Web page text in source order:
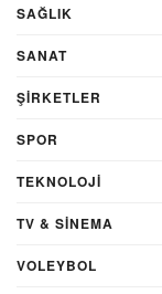
SAĞLIK
SANAT
ŞIRKETLER
SPOR
TEKNOLOJİ
TV & SINEMA
VOLEYBOL